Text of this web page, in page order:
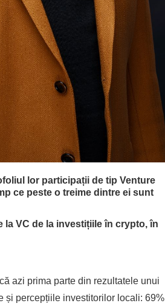
lor participații de tip Venture
ce peste o treime dintre ei sunt
la VC de la investițiile în crypto, în
azi prima parte din rezultatele unui
și percepțiile investitorilor locali: 69%